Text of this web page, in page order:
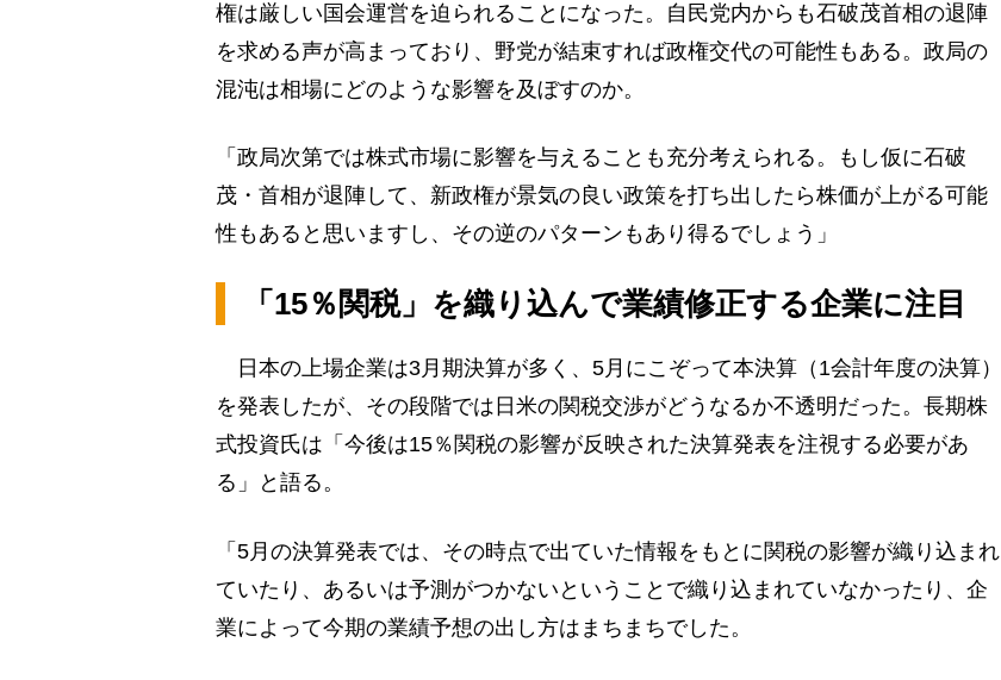
権は厳しい国会運営を迫られることになった。自民党内からも石破茂首相の退陣
を求める声が高まっており、野党が結束すれば政権交代の可能性もある。政局の
混沌は相場にどのような影響を及ぼすのか。
「政局次第では株式市場に影響を与えることも充分考えられる。もし仮に石破
茂・首相が退陣して、新政権が景気の良い政策を打ち出したら株価が上がる可能
性もあると思いますし、その逆のパターンもあり得るでしょう」
「15％関税」を織り込んで業績修正する企業に注目
日本の上場企業は3月期決算が多く、5月にこぞって本決算（1会計年度の決算）
を発表したが、その段階では日米の関税交渉がどうなるか不透明だった。長期株
式投資氏は「今後は15％関税の影響が反映された決算発表を注視する必要があ
る」と語る。
「5月の決算発表では、その時点で出ていた情報をもとに関税の影響が織り込まれ
ていたり、あるいは予測がつかないということで織り込まれていなかったり、企
業によって今期の業績予想の出し方はまちまちでした。